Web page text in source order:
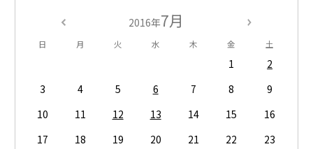
2016年7月
日 月 火 水 木 金 土
1
2
3
4 5 6 7 8
9
10
11 12 13 14 15
16
17
18 19 20 21 22
23